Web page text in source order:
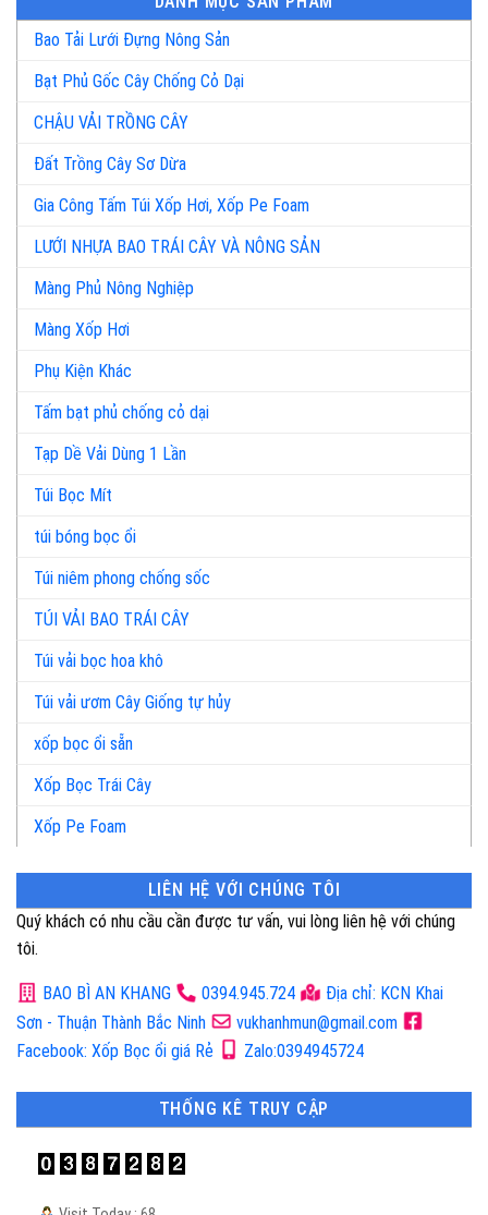
Bao Tải Lưới Đựng Nông Sản
Bạt Phủ Gốc Cây Chống Cỏ Dại
CHẬU VẢI TRỒNG CÂY
Đất Trồng Cây Sơ Dừa
Gia Công Tấm Túi Xốp Hơi, Xốp Pe Foam
LƯỚI NHỰA BAO TRÁI CÂY VÀ NÔNG SẢN
Màng Phủ Nông Nghiệp
Màng Xốp Hơi
Phụ Kiện Khác
Tấm bạt phủ chống cỏ dại
Tạp Dề Vải Dùng 1 Lần
Túi Bọc Mít
túi bóng bọc ổi
Túi niêm phong chống sốc
TÚI VẢI BAO TRÁI CÂY
Túi vải bọc hoa khô
Túi vải ươm Cây Giống tự hủy
xốp bọc ổi sẵn
Xốp Bọc Trái Cây
Xốp Pe Foam
LIÊN HỆ VỚI CHÚNG TÔI
Quý khách có nhu cầu cần được tư vấn, vui lòng liên hệ với chúng
tôi.
BAO BÌ AN KHANG 0394.945.724
Địa chỉ: KCN Khai
Sơn - Thuận Thành Bắc Ninh
vukhanhmun@gmail.com
Facebook: Xốp Bọc ổi giá Rẻ
Zalo:0394945724
THỐNG KÊ TRUY CẬP